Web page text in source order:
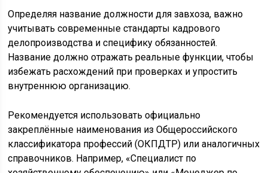
Определяя название должности для завхоза, важно
учитывать современные стандарты кадрового
делопроизводства и специфику обязанностей.
Название должно отражать реальные функции, чтобы
избежать расхождений при проверках и упростить
внутреннюю организацию.
Рекомендуется использовать официально
закреплённые наименования из Общероссийского
классификатора профессий (ОКПДТР) или аналогичных
справочников. Например, «Специалист по